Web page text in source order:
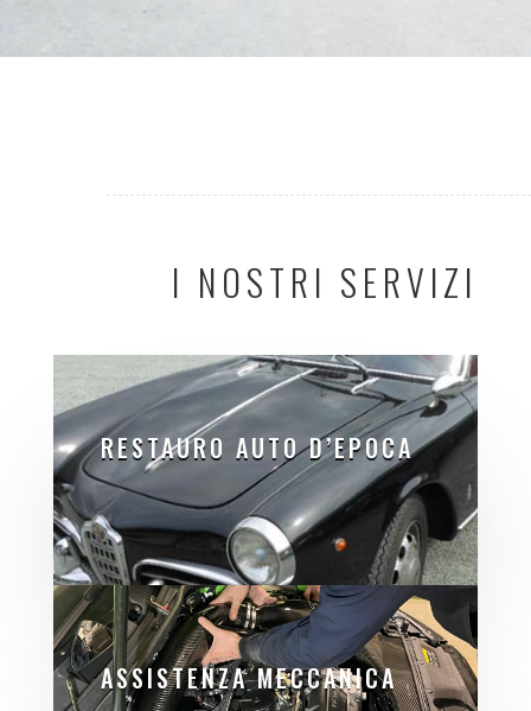
I NOSTRI SERVIZI
RESTAURO AUTO D’EPOCA
ASSISTENZA MECCANICA